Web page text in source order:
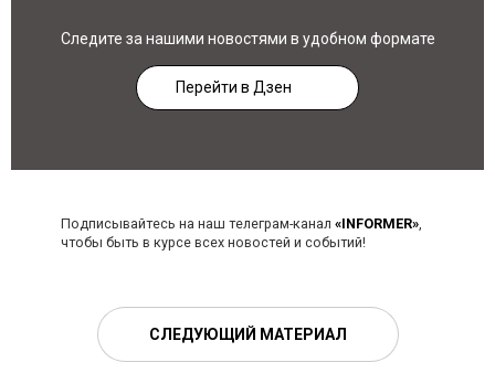
Следите за нашими новостями в удобном формате
Перейти в Дзен
Подписывайтесь на наш телеграм-канал «INFORMER»,
чтобы быть в курсе всех новостей и событий!
СЛЕДУЮЩИЙ МАТЕРИАЛ